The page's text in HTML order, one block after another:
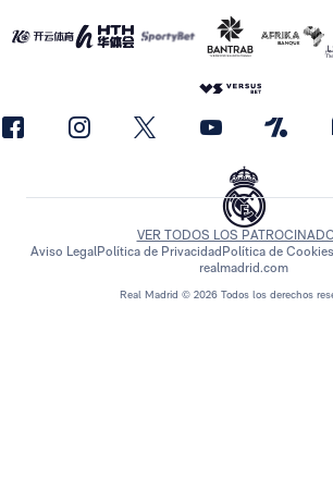
Real Madrid © 2026 Todos los derechos
VER TODOS LOS
Aviso LegalPolítica de Privacidad Política de Cookies
realmadrid.com